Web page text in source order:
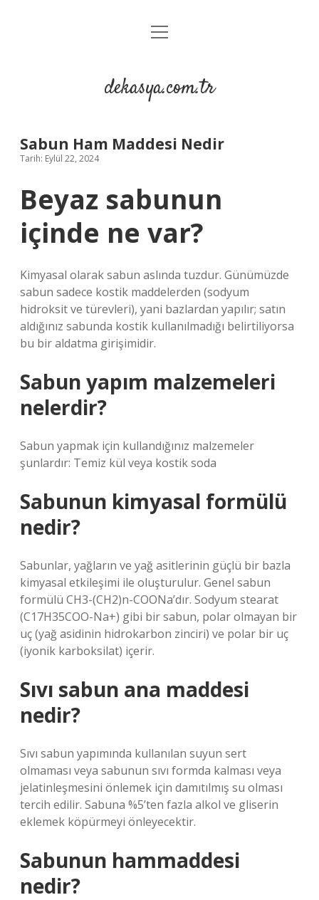
Anasayfa
Yasal Uyarı
menüyü
dekasya.com.tr
Sabun Ham Maddesi Nedir
Tarih: Eylül 22, 2024
Beyaz sabunun
içinde ne var?
Kimyasal olarak sabun aslında tuzdur. Günümüzde
sabun sadece kostik maddelerden (sodyum
hidroksit ve türevleri), yani bazlardan yapılır; satın
aldığınız sabunda kostik kullanılmadığı belirtiliyorsa
bu bir aldatma girişimidir.
Sabun yapım malzemeleri
nelerdir?
Sabun yapmak için kullandığınız malzemeler
şunlardır: Temiz kül veya kostik soda
Sabunun kimyasal formülü
nedir?
Sabunlar, yağların ve yağ asitlerinin güçlü bir bazla
kimyasal etkileşimi ile oluşturulur. Genel sabun
formülü CH3-(CH2)n-COONa’dır. Sodyum stearat
(C17H35COO-Na+) gibi bir sabun, polar olmayan bir
uç (yağ asidinin hidrokarbon zinciri) ve polar bir uç
(iyonik karboksilat) içerir.
Sıvı sabun ana maddesi
nedir?
Sıvı sabun yapımında kullanılan suyun sert
olmaması veya sabunun sıvı formda kalması veya
jelatinleşmesini önlemek için damıtılmış su olması
tercih edilir. Sabuna %5’ten fazla alkol ve gliserin
eklemek köpürmeyi önleyecektir.
Sabunun hammaddesi
nedir?